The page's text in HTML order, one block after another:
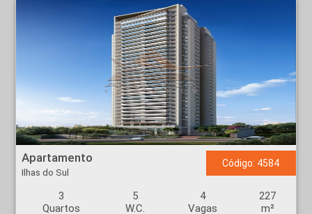
Apartamento - Ilhas do Sul - Ribeirão Preto
Apartamento
Ilhas do Sul
Código: 4584
3
Quartos
5
W.C.
4
Vagas
227
m²